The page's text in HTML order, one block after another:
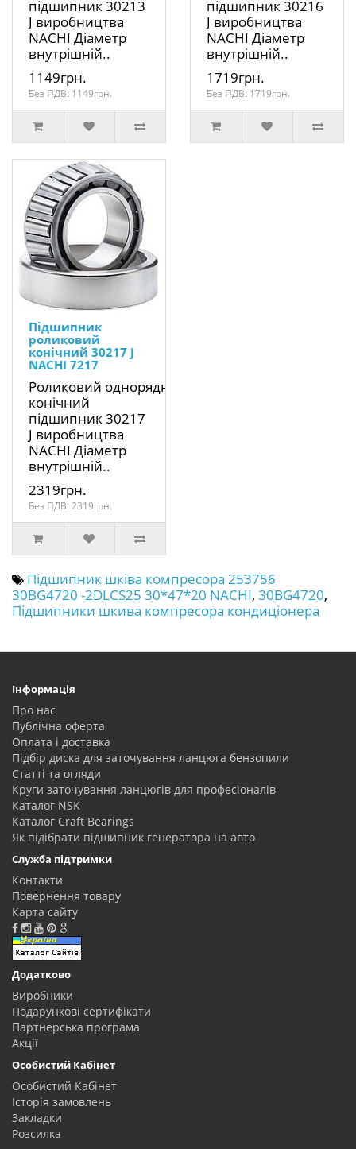
підшипник 30213
J виробництва
NACHI Діаметр
внутрішній..
1149грн.
Без ПДВ: 1149грн.
підшипник 30216
J виробництва
NACHI Діаметр
внутрішній..
1719грн.
Без ПДВ: 1719грн.
Підшипник
роликовий
конічний 30217 J
NACHI 7217
Роликовий однорядний
конічний
підшипник 30217
J виробництва
NACHI Діаметр
внутрішній..
2319грн.
Без ПДВ: 2319грн.
Підшипник шківа компресора 253756
30BG4720 -2DLCS25 30*47*20 NACHI, 30BG4720,
Підшипники шкива компресора кондиціонера
Інформація
Про нас
Публічна оферта
Оплата і доставка
Підбір диска для заточування ланцюга бензопили
Статті та огляди
Круги заточування ланцюгів для професіоналів
Каталог NSK
Каталог Craft Bearings
Як підібрати підшипник генератора на авто
Служба підтримки
Контакти
Повернення товару
Карта сайту
Додатково
Виробники
Подарункові сертифікати
Партнерська програма
Акції
Особистий Кабінет
Особистий Кабінет
Історія замовлень
Закладки
Розсилка